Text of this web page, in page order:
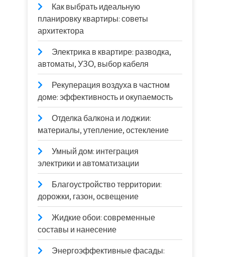
Как выбрать идеальную
планировку квартиры: советы
архитектора
Электрика в квартире: разводка,
автоматы, УЗО, выбор кабеля
Рекуперация воздуха в частном
доме: эффективность и окупаемость
Отделка балкона и лоджии:
материалы, утепление, остекление
Умный дом: интеграция
электрики и автоматизации
Благоустройство территории:
дорожки, газон, освещение
Жидкие обои: современные
составы и нанесение
Энергоэффективные фасады: